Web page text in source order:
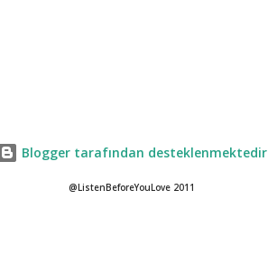
Blogger tarafından desteklenmektedir
@ListenBeforeYouLove 2011